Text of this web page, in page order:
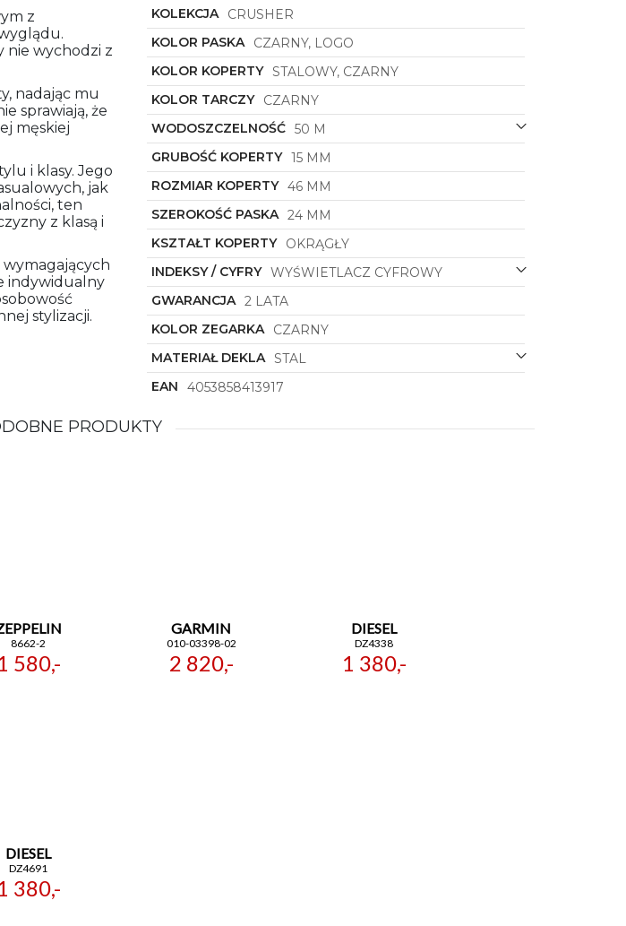
z
nie wychodzi z
nadając mu
sprawiają, że
męskiej
i klasy. Jego
jak
ten
z klasą i
indywidualny
stylizacji.
KOLEKCJA
CRUSHER
KOLOR PASKA
CZARNY, LOGO
KOLOR KOPERTY STALOWY, CZARNY
KOLOR TARCZY
CZARNY
WODOSZCZELNOŚĆ 50 M
GRUBOŚĆ KOPERTY 15 MM
ROZMIAR KOPERTY 46 MM
SZEROKOŚĆ PASKA 24 MM
KSZTAŁT KOPERTY
OKRĄGŁY
INDEKSY / CYFRY WYŚWIETLACZ CYFROWY
GWARANCJA 2 LATA
KOLOR ZEGARKA
CZARNY
MATERIAŁ DEKLA STAL
EAN
4053858413917
PRODUKTY
8662-2
580,-
GARMIN
010-03398-02
2 820,-
DIESEL
DZ4338
1 380,-
DIESEL
DZ4691
380,-